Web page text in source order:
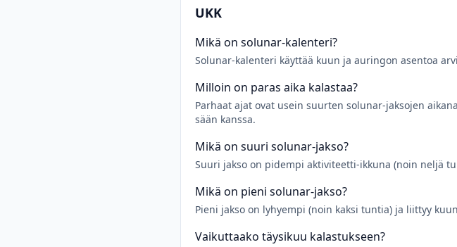
UKK
Mikä on solunar-kalenteri?
Solunar-kalenteri käyttää kuun ja auringon asentoa
Milloin on paras aika kalastaa?
Parhaat ajat ovat usein suurten solunar-jaksojen
sään kanssa.
Mikä on suuri solunar-jakso?
Suuri jakso on pidempi aktiviteetti-ikkuna (noin neljä
Mikä on pieni solunar-jakso?
Pieni jakso on lyhyempi (noin kaksi tuntia) ja liittyy
Vaikuttaako täysikuu kalastukseen?